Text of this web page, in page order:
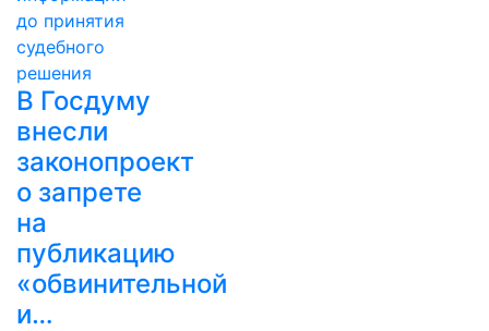
В Госдуму
внесли
законопроект
о запрете
на
публикацию
«обвинительной
и…